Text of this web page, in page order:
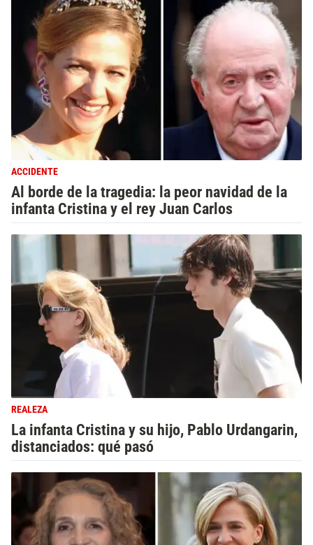
ACCIDENTE
Al borde de la tragedia: la peor navidad de la
infanta Cristina y el rey Juan Carlos
REALEZA
La infanta Cristina y su hijo, Pablo Urdangarin,
distanciados: qué pasó